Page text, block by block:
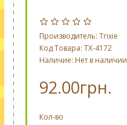
Производитель: Trixie
Код Товара: TX-4172
Наличие: Нет в наличии
92.00грн.
Кол-во